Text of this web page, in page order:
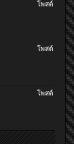
โพสต์
โพสต์
โพสต์